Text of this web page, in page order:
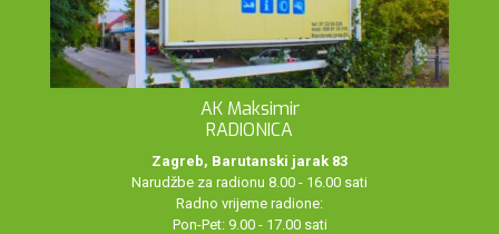
AK Maksimir
RADIONICA
Zagreb, Barutanski jarak 83
Narudžbe za radionu 8.00 - 16.00 sati
Radno vrijeme radione:
Pon-Pet: 9.00 - 17.00 sati